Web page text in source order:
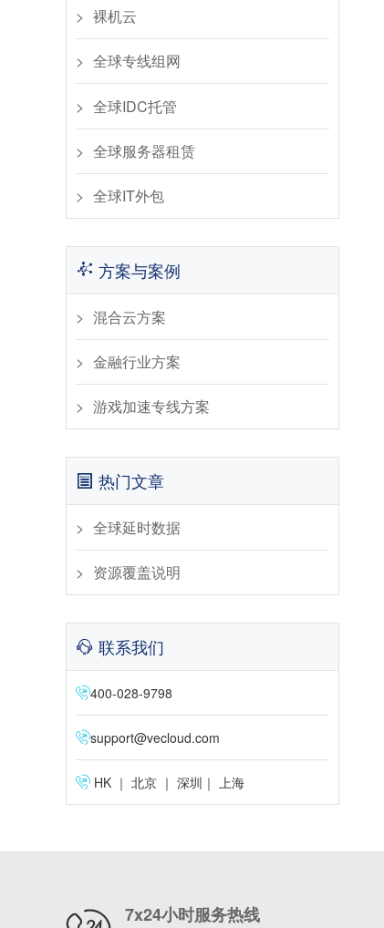
裸机云
全球专线组网
全球IDC托管
全球服务器租赁
全球IT外包
方案与案例
混合云方案
金融行业方案
游戏加速专线方案
热门文章
全球延时数据
资源覆盖说明
联系我们
400-028-9798
support@vecloud.com
HK ｜ 北京 ｜ 深圳｜ 上海
7x24小时服务热线